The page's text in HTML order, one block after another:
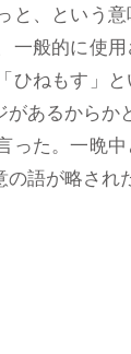
、という
一般的に使
ねもす」
あるから
た。一晩
語が略され